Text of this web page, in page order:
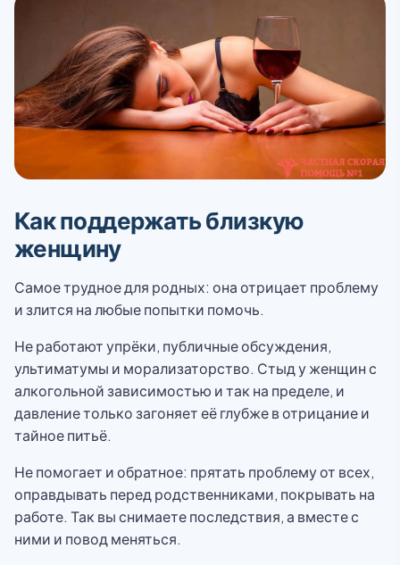
Как поддержать близкую
женщину
Самое трудное для родных: она отрицает проблему
и злится на любые попытки помочь.
Не работают упрёки, публичные обсуждения,
ультиматумы и морализаторство. Стыд у женщин с
алкогольной зависимостью и так на пределе, и
давление только загоняет её глубже в отрицание и
тайное питьё.
Не помогает и обратное: прятать проблему от всех,
оправдывать перед родственниками, покрывать на
работе. Так вы снимаете последствия, а вместе с
ними и повод меняться.